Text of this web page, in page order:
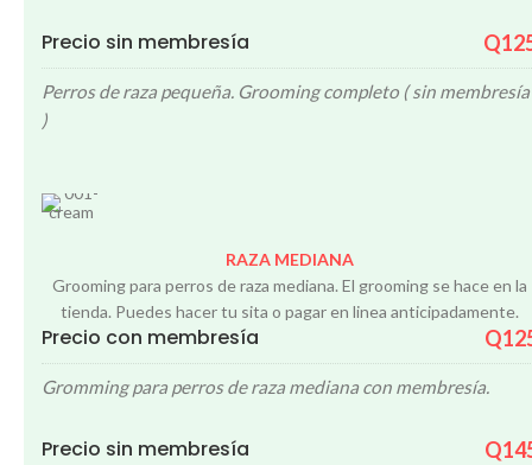
Precio sin membresía
Perros de raza pequeña. Grooming completo ( sin membresía
)
RAZA MEDIANA
Grooming para perros de raza mediana. El grooming se hace en la
tienda. Puedes hacer tu sita o pagar en linea anticipadamente.
Precio con membresía
Gromming para perros de raza mediana con membresía.
Precio sin membresía